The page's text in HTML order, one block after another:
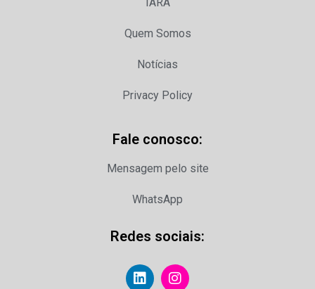
Quem Somos
Notícias
Privacy Policy
Fale conosco:
Mensagem pelo site
WhatsApp
Redes sociais: